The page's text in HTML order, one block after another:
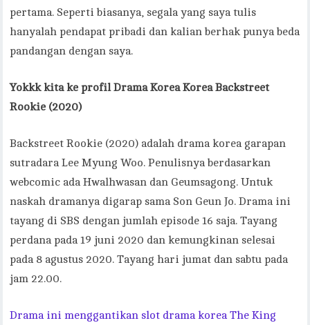
pertama. Seperti biasanya, segala yang saya tulis
hanyalah pendapat pribadi dan kalian berhak punya beda
pandangan dengan saya.
Yokkk kita ke profil Drama Korea Korea Backstreet
Rookie (2020)
Backstreet Rookie (2020) adalah drama korea garapan
sutradara Lee Myung Woo. Penulisnya berdasarkan
webcomic ada Hwalhwasan dan Geumsagong. Untuk
naskah dramanya digarap sama Son Geun Jo. Drama ini
tayang di SBS dengan jumlah episode 16 saja. Tayang
perdana pada 19 juni 2020 dan kemungkinan selesai
pada 8 agustus 2020. Tayang hari jumat dan sabtu pada
jam 22.00.
Drama ini menggantikan slot drama korea The King